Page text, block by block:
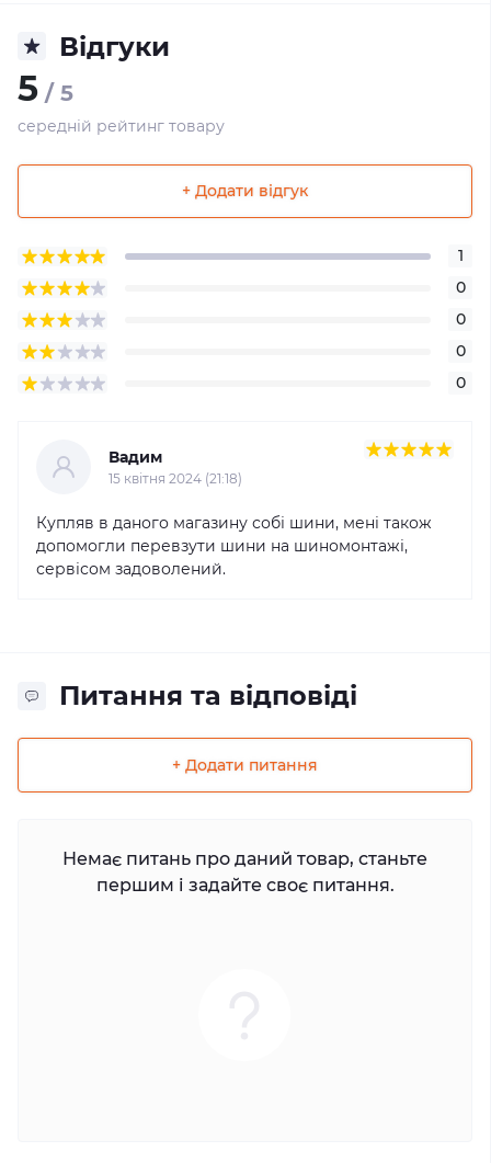
Відгуки
5 / 5
середній рейтинг товару
+ Додати відгук
1
0
0
0
0
Вадим
15 квітня 2024 (21:18)
Купляв в даного магазину собі шини, мені також
допомогли перевзути шини на шиномонтажі,
сервісом задоволений.
Питання та відповіді
+ Додати питання
Немає питань про даний товар, станьте
першим і задайте своє питання.